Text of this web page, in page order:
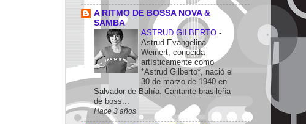
A RITMO DE BOSSA NOVA &
SAMBA
ASTRUD GILBERTO -
Astrud Evangelina
Weinert, conocida
artísticamente como
*Astrud Gilberto*, nació el
30 de marzo de 1940 en
Salvador de Bahía. Cantante brasileña
de boss...
Hace 3 años